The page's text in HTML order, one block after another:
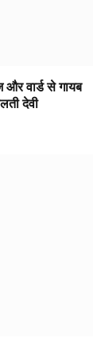
वार्ड से गायब
देवी